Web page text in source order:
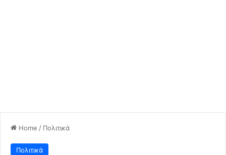
Home / Πολιτικά
Πολιτικά